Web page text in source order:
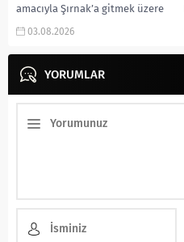
amacıyla Şırnak’a gitmek üzere
yola çıkan 13 yaşındaki iki
03.08.2026
YORUMLAR